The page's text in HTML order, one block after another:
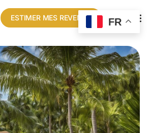
ESTIMER MES REVENUS FR